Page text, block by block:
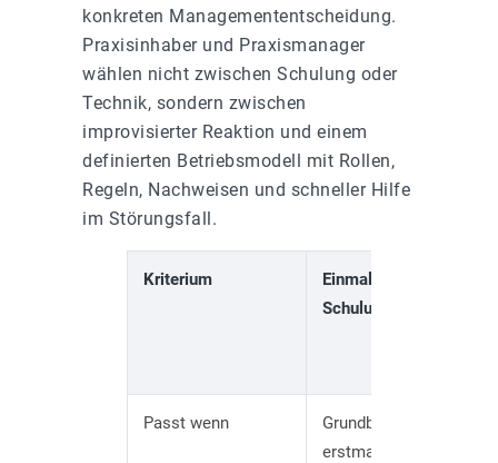
konkreten Managemententscheidung.
Praxisinhaber und Praxismanager
wählen nicht zwischen Schulung oder
Technik, sondern zwischen
improvisierter Reaktion und einem
definierten Betriebsmodell mit Rollen,
Regeln, Nachweisen und schneller Hilfe
im Störungsfall.
Kriterium
Einmalige
Schulung
Passt wenn
Grundbegriffe
erstmals